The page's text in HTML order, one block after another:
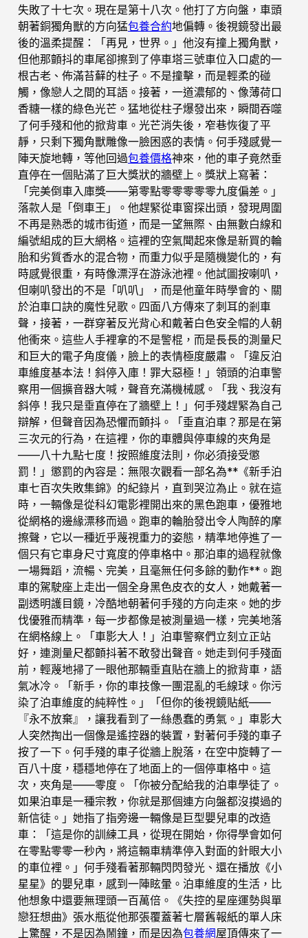
失敗了十七次。現在是第十八次。他打了方向盤，車頭
朝著銅獨角獸的方向猛包養合約地偏轉。後視鏡發出最
後的溫柔提醒：「再見，世界。」他沒有撞上獨角獸，
但他那顫抖的車尾卻擦到了停車塔三號車位入口處的一
根古老、佈滿苔蘚的柱子。不是撞擊，而是輕柔的碰
觸，像戀人之間的耳語。接著，一道濃郁的、像薄荷口
香糖一樣的綠色光芒。猛地從柱子爆發出來，瞬間吞噬
了何手殘和他的掀背車。光芒消失後，窄巷恢復了平
靜，只剩下獨角獸雕像一臉困惑的表情。何手殘感覺一
陣天旋地轉，等他回過包養價格神來，他的車子竟然垂
直停在一個貼滿了巨大獎狀的牆壁上。獎狀上寫著：
「完美倒車入庫獎——第零點零零零零零九度偏差。」
落款人是「倒車王」。他趕緊從車窗探出頭，發現周圍
不再是熟悉的城市街道，而是一望無際、由無數白線和
編號組成的巨大網格。這裡的空氣聞起來像是新買的輪
胎和劣質香水的混合物，而重力似乎是隨機變化的，有
時感覺很重，有時像漂浮在游泳池裡。他試圖按喇叭，
但喇叭發出的不是「叭叭」，而是他童年時學會的、關
於泊車口訣的魔性兒歌。四面八方傳來了刺耳的剎車
聲，接著，一群穿著反光背心和戴著白色安全帽的人朝
他衝來。這些人手裡拿的不是警棍，而是長長的測量尺
和巨大的電子角度儀，臉上的表情極度嚴肅。「違反泊
車維度基本法！斜停入庫！罪大惡極！」領頭的泊車警
察用一個擴音器大喊，聲音充滿機械感。「我、我沒有
斜停！我只是垂直停在了牆壁上！」何手殘趕緊為自己
辯解，但聲音因為恐懼而顫抖。「垂直泊車？那是在第
三次元的行為，在這裡，你的車體與停車線的夾角是
——八十九點七度！按照維度法則，你必須接受懲
罰！」懲罰的內容是：無限次觀看一部名為**《新手泊
車七百次失敗集錦》的紀錄片，直到哭泣為止。就在這
時，一輛像是從科幻電影裡開出來的黑色跑車，優雅地
從網格的邊緣漂移而過。跑車的輪胎發出令人陶醉的摩
擦聲，它以一種近乎蔑視重力的姿態，精準地停進了一
個只有它車身尺寸寬度的停車格中。那泊車的過程就像
一場舞蹈，流暢、完美，且毫無任何多餘的動作**。跑
車的駕駛座上走出一個全身黑色皮衣的女人，她戴著一
副透明護目鏡，冷酷地朝著何手殘的方向走來。她的步
伐優雅而精準，每一步都像是被測量過一樣，完美地落
在網格線上。「車影大人！」泊車警察們立刻立正站
好，連測量尺都顫抖著不敢發出聲音。她走到何手殘面
前，輕蔑地掃了一眼他那輛垂直貼在牆上的掀背車，語
氣冰冷。「新手，你的車技像一團混亂的毛線球。你污
染了泊車維度的純粹性。」「但你的後視鏡貼紙——
『永不放棄』，讓我看到了一絲愚蠢的勇氣。」車影大
人突然掏出一個像是遙控器的裝置，對著何手殘的車子
按了一下。何手殘的車子從牆上脫落，在空中旋轉了一
百八十度，穩穩地停在了地面上的一個停車格中。這
次，夾角是——零度。「你被分配給我的泊車學徒了。
如果泊車是一種宗教，你就是那個連方向盤都沒摸過的
新信徒。」她指了指旁邊一輛像是巨型嬰兒車的改造
車：「這是你的訓練工具，從現在開始，你得學會如何
在零點零零一秒內，將這輛車精準停入對面的針眼大小
的車位裡。」何手殘看著那輛閃閃發光、還在播放《小
星星》的嬰兒車，感到一陣眩暈。泊車維度的生活，比
他想象中還要無理頭一百萬倍。《失控的星座運勢與單
戀狂想曲》張水瓶從他那張覆蓋著七層舊報紙的單人床
上驚醒，不是因為鬧鐘，而是因為包養網屋頂傳來了一